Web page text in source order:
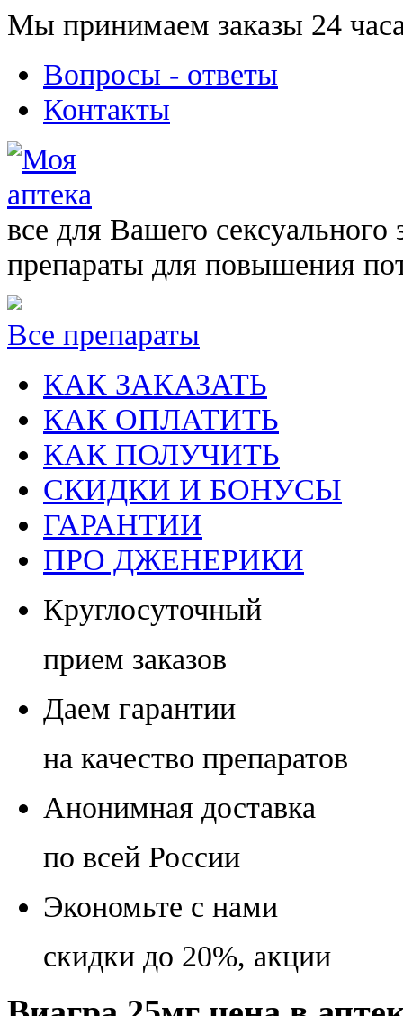
Мы принимаем заказы 24
Вопросы - ответы
Контакты
все для Вашего сексуального
препараты для повышения
Все препараты
КАК ЗАКАЗАТЬ
КАК ОПЛАТИТЬ
КАК ПОЛУЧИТЬ
СКИДКИ И БОНУСЫ
ГАРАНТИИ
ПРО ДЖЕНЕРИКИ
Круглосуточный
прием заказов
Даем гарантии
на качество препаратов
Анонимная доставка
по всей России
Экономьте с нами
скидки до 20%, акции